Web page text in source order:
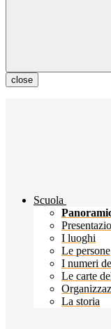
close
Scuola
I luoghi
Le persone
I numeri
Le carte
La storia